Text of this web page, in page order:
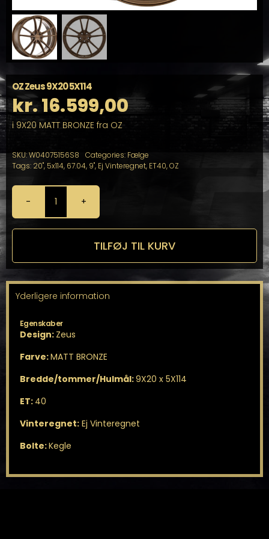
OZ Zeus 9X20 5X114
kr.16.599,00
i 9X20 MATT BRONZE fra OZ
SKU:W04075156S8 Categories: Fælge
Tags: 20", 5x114, 67.04, 9", Ej Vinteregnet, ET40,OZ
OZ
Zeus
9X20
TILFØJ TIL KURV
Yderligere information
Egenskaber
Design: Zeus
Farve:MATT BRONZE
Bredde/tommer/Hulmål:9X20 x 5X114
ET: 40
Vinteregnet:Ej Vinteregnet
Bolte:Kegle